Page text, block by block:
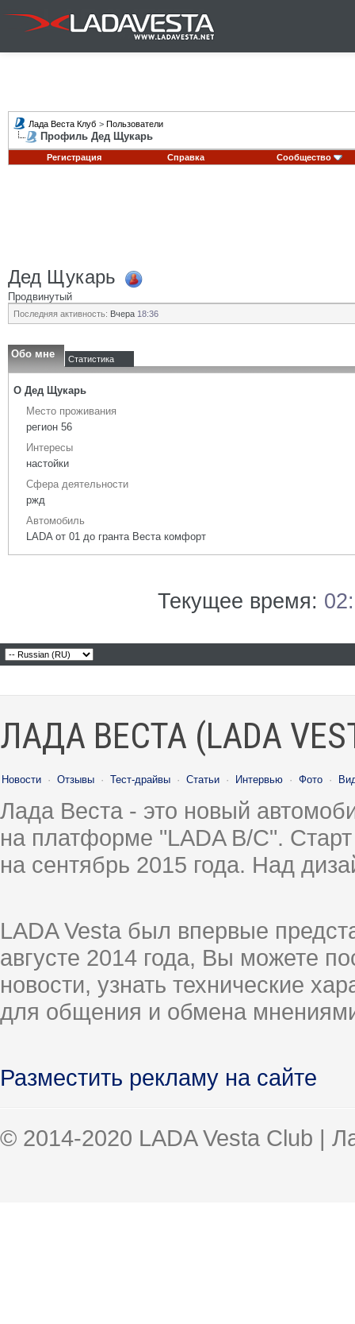
Лада Веста Клуб > Пользователи
Профиль Дед Щукарь
Регистрация Справка Сообщество
Дед Щукарь
Продвинутый
Последняя активность: Вчера 18:36
Обо мне Статистика
О Дед Щукарь
Место проживания
регион 56
Интересы
настойки
Сфера деятельности
ржд
Автомобиль
LADA от 01 до гранта Веста комфорт
Текущее время:
ЛАДА ВЕСТА (LADA
Новости · Отзывы · Тест-драйвы · Статьи · Интервью · Фото ·
Лада Веста - это новый
на платформе "LADA B/C".
на сентябрь 2015 года. Над
LADA Vesta был впервые
августе 2014 года, Вы можете
новости, узнать технические
для общения и обмена
Разместить рекламу на сайте
© 2014-2020 LADA Vesta Club |